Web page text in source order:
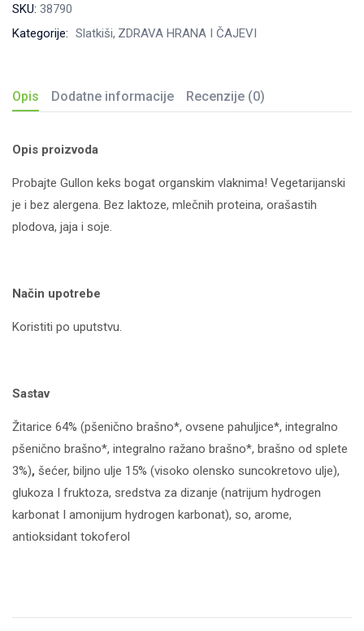
g
SKU: 38790
Kategorije: Slatkiši ZDRAVA HRANA I ČAJEVI
Opis Dodatne informacije Recenzije (0)
Opis proizvoda
Probajte Gullon keks bogat organskim vlaknima! Vegetarijanski
je i bez alergena. Bez laktoze, mlečnih proteina, orašastih
plodova, jaja i soje.
Način upotrebe
Koristiti po uputstvu.
Sastav
Žitarice 64% (pšenično brašno*, ovsene pahuljice*, integralno
pšenično brašno*, integralno ražano brašno*, brašno od splete
3%), šećer, biljno ulje 15% (visoko olensko suncokretovo ulje),
glukoza I fruktoza, sredstva za dizanje (natrijum hydrogen
karbonat I amonijum hydrogen karbonat), so, arome,
antioksidant tokoferol